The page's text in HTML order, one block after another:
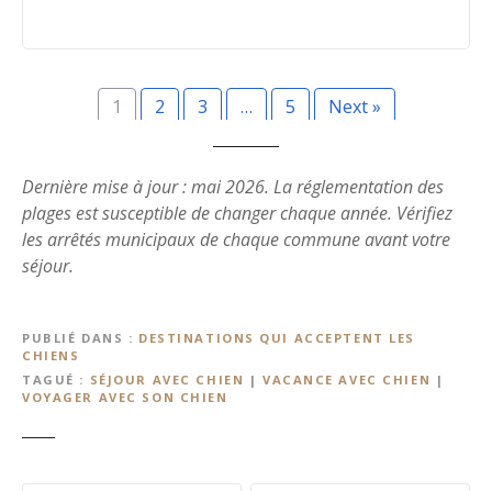
1 2 3 … 5 Next »
Dernière mise à jour : mai 2026. La réglementation des
plages est susceptible de changer chaque année. Vérifiez
les arrêtés municipaux de chaque commune avant votre
séjour.
PUBLIÉ DANS
DESTINATIONS QUI ACCEPTENT LES
CHIENS
TAGUÉ
SÉJOUR AVEC CHIEN | VACANCE AVEC CHIEN |
VOYAGER AVEC SON CHIEN